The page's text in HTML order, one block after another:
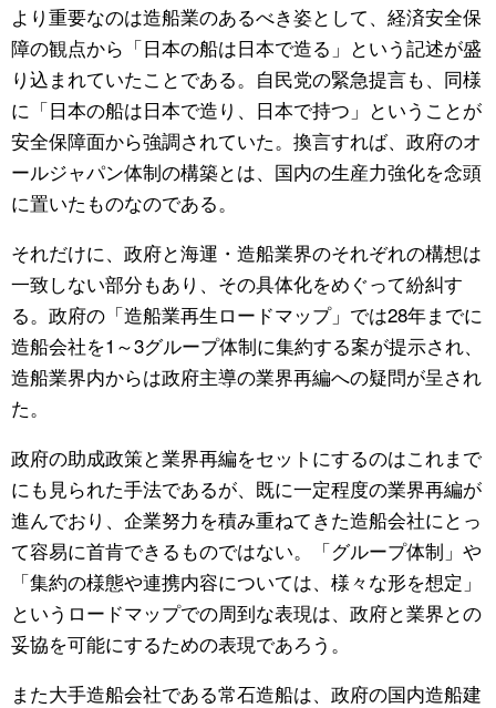
より重要なのは造船業のあるべき姿として、経済安全保
障の観点から「日本の船は日本で造る」という記述が盛
り込まれていたことである。自民党の緊急提言も、同様
に「日本の船は日本で造り、日本で持つ」ということが
安全保障面から強調されていた。換言すれば、政府のオ
ールジャパン体制の構築とは、国内の生産力強化を念頭
に置いたものなのである。
それだけに、政府と海運・造船業界のそれぞれの構想は
一致しない部分もあり、その具体化をめぐって紛糾す
る。政府の「造船業再生ロードマップ」では28年までに
造船会社を1～3グループ体制に集約する案が提示され、
造船業界内からは政府主導の業界再編への疑問が呈され
た。
政府の助成政策と業界再編をセットにするのはこれまで
にも見られた手法であるが、既に一定程度の業界再編が
進んでおり、企業努力を積み重ねてきた造船会社にとっ
て容易に首肯できるものではない。「グループ体制」や
「集約の様態や連携内容については、様々な形を想定」
というロードマップでの周到な表現は、政府と業界との
妥協を可能にするための表現であろう。
また大手造船会社である常石造船は、政府の国内造船建